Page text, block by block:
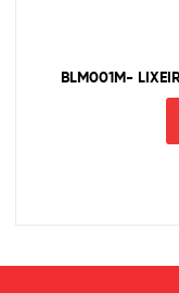
BLM001M-